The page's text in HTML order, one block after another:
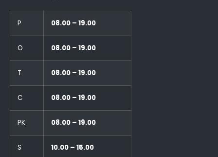
P 08.00 – 19.00
O 08.00 – 19.00
T 08.00 – 19.00
C 08.00 – 19.00
PK 08.00 – 19.00
S 10.00 – 15.00